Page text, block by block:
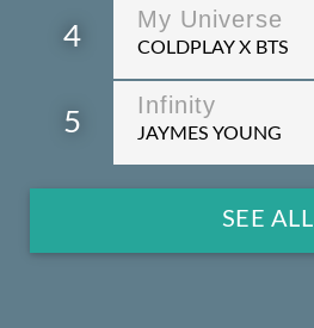
4
My Universe
COLDPLAY X BTS
5
Infinity
JAYMES YOUNG
SEE ALL